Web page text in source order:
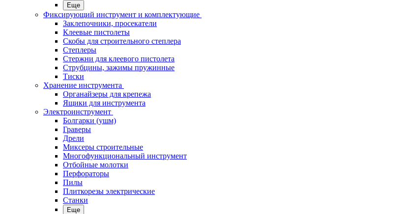
Еще
Фиксирующий инструмент и комплектующие
Заклепочники, просекатели
Клеевые пистолеты
Скобы для строительного степлера
Степлеры
Стержни для клеевого пистолета
Струбцины, зажимы пружинные
Тиски
Хранение инструмента
Органайзеры для крепежа
Ящики для инструмента
Электроинструмент
Болгарки (ушм)
Граверы
Дрели
Миксеры строительные
Многофункциональный инструмент
Отбойные молотки
Перфораторы
Пилы
Плиткорезы электрические
Станки
Еще